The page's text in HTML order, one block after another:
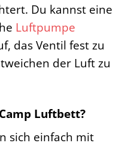
Du kannst eine
Luftpumpe
das Ventil fest zu
der Luft zu
Luftbett?
sich einfach mit